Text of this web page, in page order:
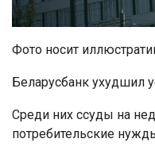
Фото носит
Беларусбанк ухудшил
Среди них ссуды на
потребительские